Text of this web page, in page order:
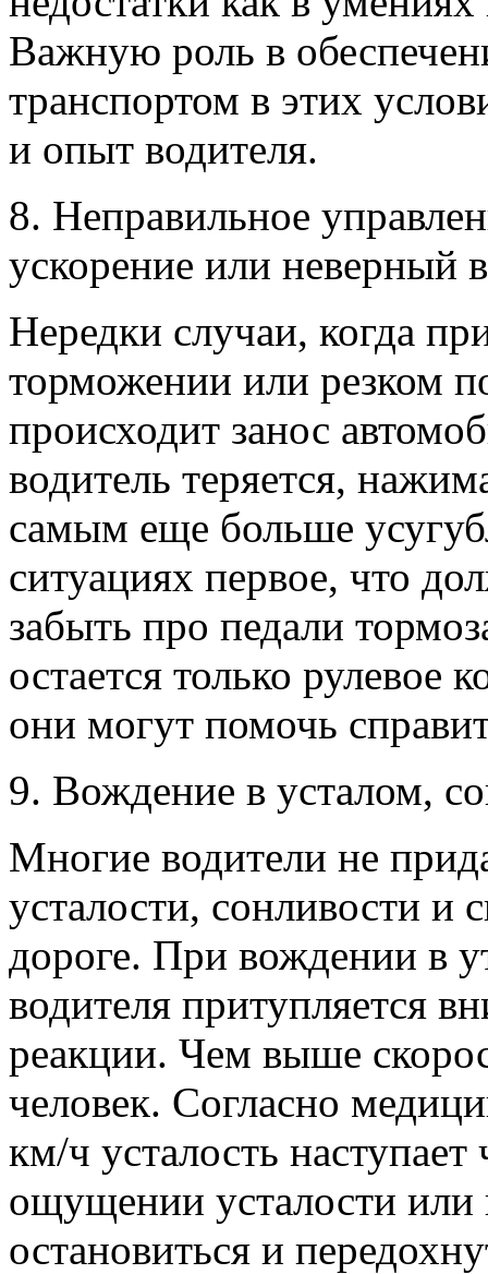
Важную роль в
транспортом в этих
и опыт водителя.
8. Неправильное
ускорение или неверный
Нередки случаи, когда
торможении или резком
происходит занос
водитель теряется,
самым еще больше
ситуациях первое, что
забыть про педали
остается только рулевое
они могут помочь
9. Вождение в усталом,
Многие водители не
усталости, сонливости и
дороге. При вождении в
водителя притупляется
реакции. Чем выше
человек. Согласно
км/ч усталость
ощущении усталости или
остановиться и